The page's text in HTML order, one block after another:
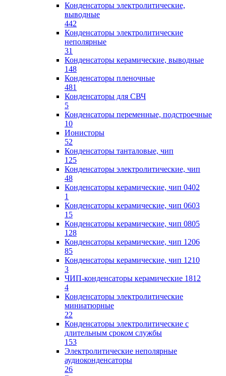
Конденсаторы электролитические,
выводные
442
Конденсаторы электролитические
неполярные
31
Конденсаторы керамические, выводные
148
Конденсаторы пленочные
481
Конденсаторы для СВЧ
5
Конденсаторы переменные, подстроечные
10
Ионисторы
52
Конденсаторы танталовые, чип
125
Конденсаторы электролитические, чип
48
Конденсаторы керамические, чип 0402
1
Конденсаторы керамические, чип 0603
15
Конденсаторы керамические, чип 0805
128
Конденсаторы керамические, чип 1206
85
Конденсаторы керамические, чип 1210
3
ЧИП-конденсаторы керамические 1812
4
Конденсаторы электролитические
миниатюрные
22
Конденсаторы электролитические с
длительным сроком службы
153
Электролитические неполярные
аудиоконденсаторы
26